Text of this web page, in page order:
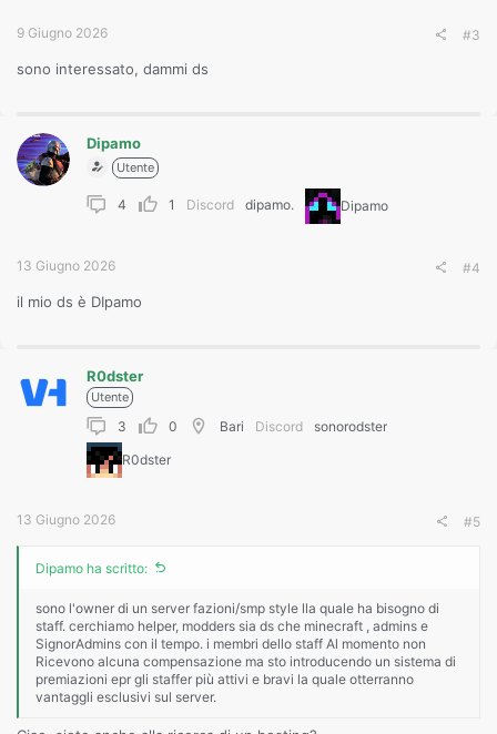
9 Giugno 2026 #3
sono interessato, dammi ds
Dipamo
Utente
4 1 Discord dipamo. Dipamo
13 Giugno 2026 #4
il mio ds è DIpamo
R0dster
Utente
3 0 Bari Discord
sonorodster
R0dster
13 Giugno 2026 #5
Dipamo ha scritto:
sono l'owner di un server fazioni/smp style lla quale ha bisogno di
staff. cerchiamo helper, modders sia ds che minecraft , admins e
SignorAdmins con il tempo. i membri dello staff Al momento non
Ricevono alcuna compensazione ma sto introducendo un sistema di
premiazioni epr gli staffer più attivi e bravi la quale otterranno
vantaggli esclusivi sul server.